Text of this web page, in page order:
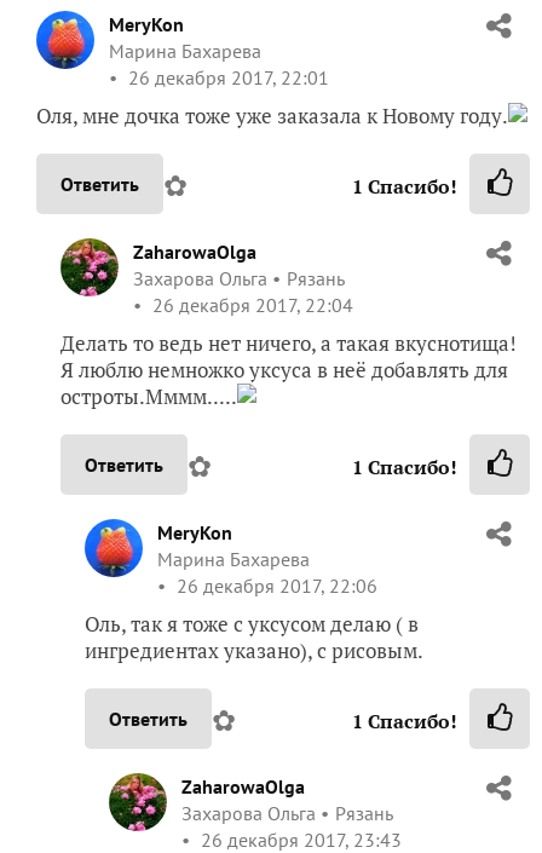
MeryKon
Марина Бахарева
26 декабря 2017, 22:01
Оля, мне дочка тоже уже заказала к Новому году.
Ответить ✿ 1 Спасибо!
ZaharowaOlga
Захарова Ольга
Рязань
26 декабря 2017, 22:04
Делать то ведь нет ничего, а такая вкуснотища!
Я люблю немножко уксуса в неё добавлять для
остроты.Мммм.....
Ответить ✿ 1 Спасибо!
MeryKon
Марина Бахарева
26 декабря 2017, 22:06
Оль, так я тоже с уксусом делаю ( в
ингредиентах указано), с рисовым.
Ответить ✿ 1 Спасибо!
ZaharowaOlga
Захарова Ольга
Рязань
26 декабря 2017, 23:43